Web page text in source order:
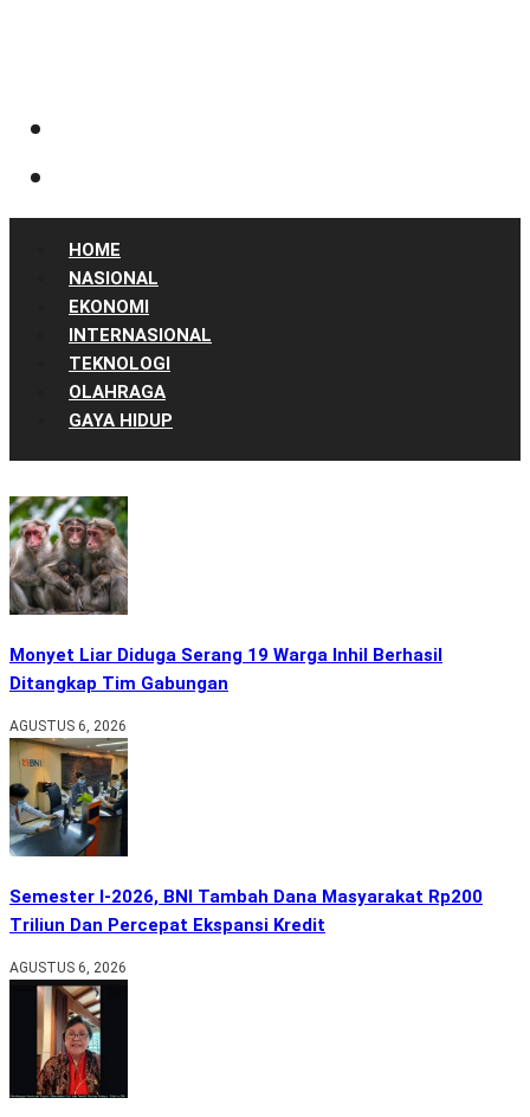
HOME
NASIONAL
EKONOMI
INTERNASIONAL
TEKNOLOGI
OLAHRAGA
GAYA HIDUP
Monyet Liar Diduga Serang 19 Warga Inhil Berhasil
Ditangkap Tim Gabungan
AGUSTUS 6, 2026
Semester I-2026, BNI Tambah Dana Masyarakat Rp200
Triliun Dan Percepat Ekspansi Kredit
AGUSTUS 6, 2026